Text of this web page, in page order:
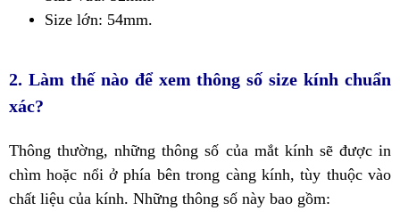
Size lớn: 54mm.
2. Làm thế nào để xem thông số size kính chuẩn
xác?
Thông thường, những thông số của mắt kính sẽ được in
chìm hoặc nổi ở phía bên trong càng kính, tùy thuộc vào
chất liệu của kính. Những thông số này bao gồm: